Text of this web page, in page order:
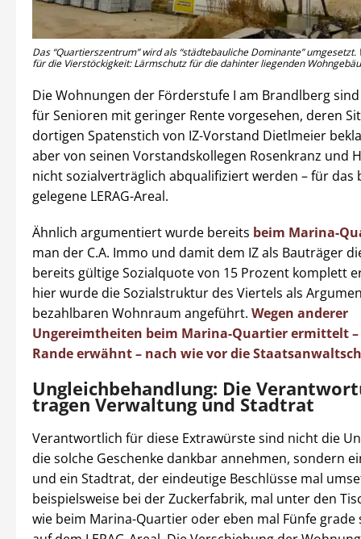
Das “Quartierszentrum” wird als “städtebauliche Dominante”
für die Vierstöckigkeit: Lärmschutz für die dahinter liegenden
Die Wohnungen der Förderstufe I am Brandlberg
für Senioren mit geringer Rente vorgesehen, deren
dortigen Spatenstich von IZ-Vorstand Dietlmeier
aber von seinen Vorstandskollegen Rosenkranz und
nicht sozialverträglich abqualifiziert werden – für das
gelegene LERAG-Areal.
Ähnlich argumentiert wurde bereits beim Marina-
man der C.A. Immo und damit dem IZ als Bauträger
bereits gültige Sozialquote von 15 Prozent komplett
hier wurde die Sozialstruktur des Viertels als
bezahlbaren Wohnraum angeführt. Wegen anderer
Ungereimtheiten beim Marina-Quartier ermittelt –
Rande erwähnt – nach wie vor die
Ungleichbehandlung: Die
tragen Verwaltung und Stadtrat
Verantwortlich für diese Extrawürste sind nicht die
die solche Geschenke dankbar annehmen, sondern
und ein Stadtrat, der eindeutige Beschlüsse mal
beispielsweise bei der Zuckerfabrik, mal unter den
wie beim Marina-Quartier oder eben mal Fünfe grade